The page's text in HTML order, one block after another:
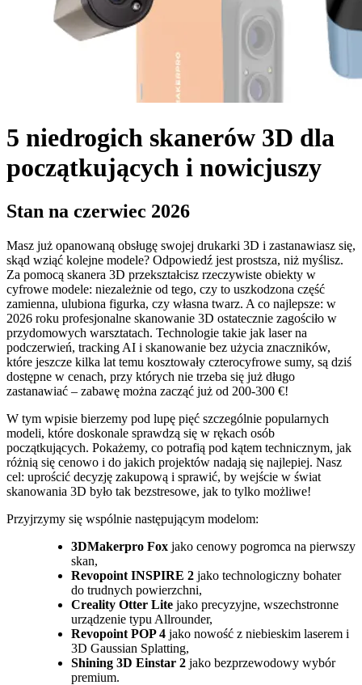
5 niedrogich skanerów 3D dla
początkujących i nowicjuszy
Stan na czerwiec 2026
Masz już opanowaną obsługę swojej drukarki 3D i zastanawiasz się,
skąd wziąć kolejne modele? Odpowiedź jest prostsza, niż myślisz.
Za pomocą skanera 3D przekształcisz rzeczywiste obiekty w
cyfrowe modele: niezależnie od tego, czy to uszkodzona część
zamienna, ulubiona figurka, czy własna twarz. A co najlepsze: w
2026 roku profesjonalne skanowanie 3D ostatecznie zagościło w
przydomowych warsztatach. Technologie takie jak laser na
podczerwień, tracking AI i skanowanie bez użycia znaczników,
które jeszcze kilka lat temu kosztowały czterocyfrowe sumy, są dziś
dostępne w cenach, przy których nie trzeba się już długo
zastanawiać – zabawę można zacząć już od 200-300 €!
W tym wpisie bierzemy pod lupę pięć szczególnie popularnych
modeli, które doskonale sprawdzą się w rękach osób
początkujących. Pokażemy, co potrafią pod kątem technicznym, jak
różnią się cenowo i do jakich projektów nadają się najlepiej. Nasz
cel: uprościć decyzję zakupową i sprawić, by wejście w świat
skanowania 3D było tak bezstresowe, jak to tylko możliwe!
Przyjrzymy się wspólnie następującym modelom:
3DMakerpro Fox jako cenowy pogromca na pierwszy
skan,
Revopoint INSPIRE 2 jako technologiczny bohater
do trudnych powierzchni,
Creality Otter Lite jako precyzyjne, wszechstronne
urządzenie typu Allrounder,
Revopoint POP 4 jako nowość z niebieskim laserem i
3D Gaussian Splatting,
Shining 3D Einstar 2 jako bezprzewodowy wybór
premium.